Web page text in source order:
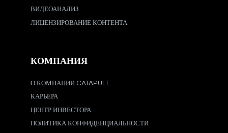
ВИДЕОАНАЛИЗ
ЛИЦЕНЗИРОВАНИЕ КОНТЕНТА
КОМПАНИЯ
О КОМПАНИИ CATAPULT
КАРЬЕРА
ЦЕНТР ИНВЕСТОРА
ПОЛИТИКА КОНФИДЕНЦИАЛЬНОСТИ